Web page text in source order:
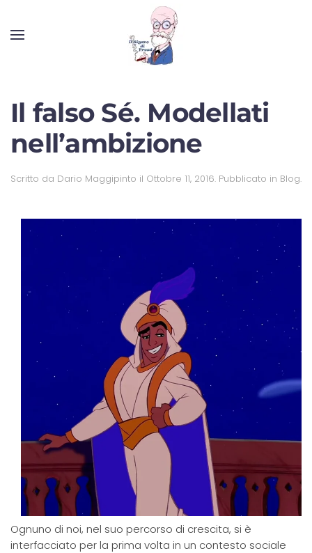
Il falso Sé. Modellati
nell’ambizione
Scritto da Dario Maggipinto il Ottobre 11, 2016. Pubblicato in Blog.
Ognuno di noi, nel suo percorso di crescita, si è
interfacciato per la prima volta in un contesto sociale